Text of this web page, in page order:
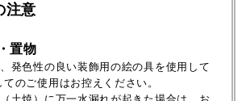
注意
置物
発色性の良い装飾用の絵の具を使用して
のご使用はお控えください。